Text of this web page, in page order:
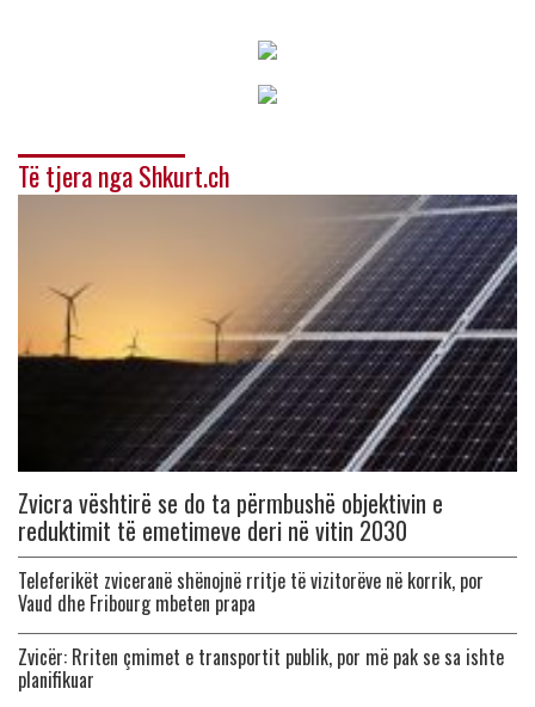
Të tjera nga Shkurt.ch
Zvicra vështirë se do ta përmbushë objektivin e
reduktimit të emetimeve deri në vitin 2030
Teleferikët zviceranë shënojnë rritje të vizitorëve në korrik, por
Vaud dhe Fribourg mbeten prapa
Zvicër: Rriten çmimet e transportit publik, por më pak se sa ishte
planifikuar